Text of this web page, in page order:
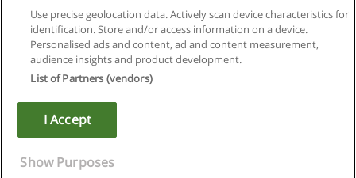
Gizlilik politikası
İletişim Educaedu
Copyright © Educaedu Business S.L. - CIF : B-95610580: -
Use precise geolocation data. Actively scan device characteristics for
identification. Store and/or access information on a device.
Personalised ads and content, ad and content measurement,
audience insights and product development.
List of Partners (vendors)
I Accept
Show Purposes